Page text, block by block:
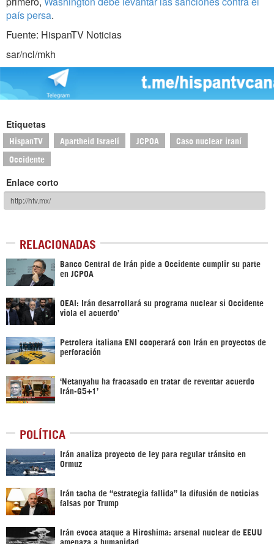
país persa.
Fuente: HispanTV Noticias
sar/ncl/mkh
Etiquetas
HispanTV Apartheid Israelí JCPOA Caso nuclear iraní
Occidente
Enlace corto
RELACIONADAS
Banco Central de Irán pide a Occidente cumplir su parte
en JCPOA
OEAI: Irán desarrollará su programa nuclear si Occidente
viola el acuerdo’
Petrolera italiana ENI cooperará con Irán en proyectos de
perforación
‘Netanyahu ha fracasado en tratar de reventar acuerdo
Irán-G5+1’
POLÍTICA
Irán analiza proyecto de ley para regular tránsito en
Ormuz
Irán tacha de “estrategia fallida” la difusión de noticias
falsas por Trump
Irán evoca ataque a Hiroshima: arsenal nuclear de EEUU
amenaza a humanidad